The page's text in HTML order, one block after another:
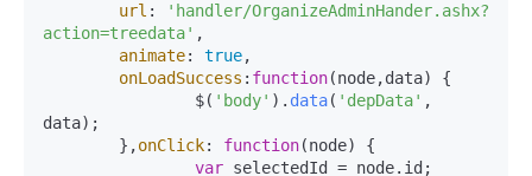
url :
'handler/OrganizeAdminHander.ashx?
action=treedata' ,
animate: true,
onLoadSuccess : function(node,data) {
		$(
'body' ). data( 'depData' ,
data);
	},
onClick: function(node) {
var selectedId = node. id ;